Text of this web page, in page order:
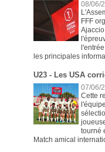
08/06/
FFF
les principales
U23 - Les USA
07/06/
Cette
tourné
Match amical